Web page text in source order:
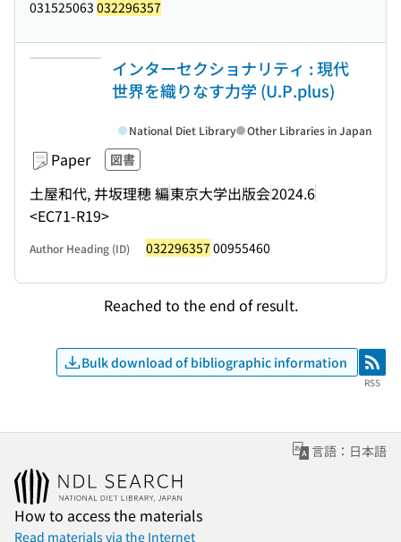
031525063 032296357
インターセクショナリティ : 現代
世界を織りなす力学 (U.P.plus)
Paper 図書
土屋和代, 井坂理穂 編東京大学出版会2024.6
<EC71-R19>
National Diet Library Other Libraries in Japan
Author Heading (ID) 032296357 00955460
Reached to the end of result.
Bulk download of bibliographic information RSS
RSS
言語：日本語
How to access the materials
Read materials via the Internet